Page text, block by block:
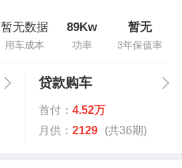
暂无数据
用车成本
89Kw
功率
暂无
3年保值率
贷款购车
首付： 4.52万
月供： 2129 (共36期)